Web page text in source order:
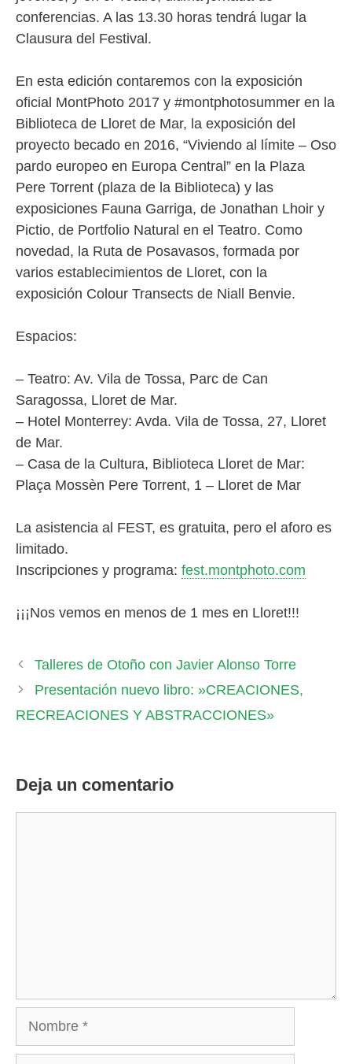
conferencias. A las 13.30 horas tendrá lugar la
Clausura del Festival.
En esta edición contaremos con la exposición
oficial MontPhoto 2017 y #montphotosummer en la
Biblioteca de Lloret de Mar, la exposición del
proyecto becado en 2016, “Viviendo al límite – Oso
pardo europeo en Europa Central” en la Plaza
Pere Torrent (plaza de la Biblioteca) y las
exposiciones Fauna Garriga, de Jonathan Lhoir y
Pictio, de Portfolio Natural en el Teatro. Como
novedad, la Ruta de Posavasos, formada por
varios establecimientos de Lloret, con la
exposición Colour Transects de Niall Benvie.
Espacios:
– Teatro: Av. Vila de Tossa, Parc de Can
Saragossa, Lloret de Mar.
– Hotel Monterrey: Avda. Vila de Tossa, 27, Lloret
de Mar.
– Casa de la Cultura, Biblioteca Lloret de Mar:
Plaça Mossèn Pere Torrent, 1 – Lloret de Mar
La asistencia al FEST, es gratuita, pero el aforo es
limitado.
Inscripciones y programa: fest.montphoto.com
¡¡¡Nos vemos en menos de 1 mes en Lloret!!!
Talleres de Otoño con Javier Alonso Torre
Presentación nuevo libro: »CREACIONES,
RECREACIONES Y ABSTRACCIONES»
Deja un comentario
Nombre